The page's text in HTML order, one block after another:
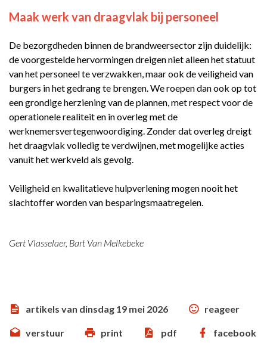
Maak werk van draagvlak bij personeel
De bezorgdheden binnen de brandweersector zijn duidelijk:
de voorgestelde hervormingen dreigen niet alleen het statuut
van het personeel te verzwakken, maar ook de veiligheid van
burgers in het gedrang te brengen. We roepen dan ook op tot
een grondige herziening van de plannen, met respect voor de
operationele realiteit en in overleg met de
werknemersvertegenwoordiging. Zonder dat overleg dreigt
het draagvlak volledig te verdwijnen, met mogelijke acties
vanuit het werkveld als gevolg.
Veiligheid en kwalitatieve hulpverlening mogen nooit het
slachtoffer worden van besparingsmaatregelen.
Gert Vlasselaer, Bart Van Melkebeke
artikels van dinsdag 19 mei 2026 reageer
verstuur print pdf facebook